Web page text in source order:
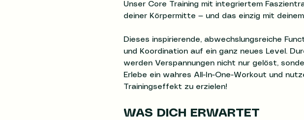
Unser Core Training mit integriertem
deiner Körpermitte — und das einzig mit
Dieses inspirierende, abwechslungsreiche
und Koordination auf ein ganz neues Level.
werden Verspannungen nicht nur gelöst,
Erlebe ein wahres All-In-One-Workout und
Trainingseffekt zu erzielen!
WAS DICH ERWARTET